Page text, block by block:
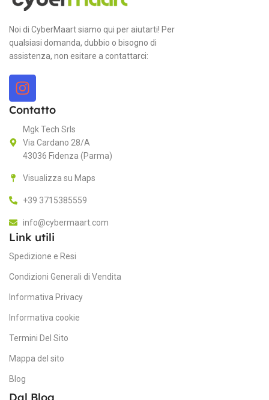
MARCA
MPN AP1310DPKIT50
MODELLO
Able G07733170
CARATTERISTICHE
Portable
Giallo
Noi di CyberMaart siamo qui per aiutarti! Per
qualsiasi domanda, dubbio o bisogno di
assistenza, non esitare a contattarci:
Contatto
Mgk Tech Srls
Via Cardano 28/A
43036 Fidenza (Parma)
Visualizza su Maps
+39 3715385559
info@cybermaart.com
Link utili
Spedizione e Resi
Condizioni Generali di Vendita
Informativa Privacy
Informativa cookie
Termini Del Sito
Mappa del sito
Blog